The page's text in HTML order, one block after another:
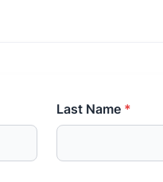
Last Name *